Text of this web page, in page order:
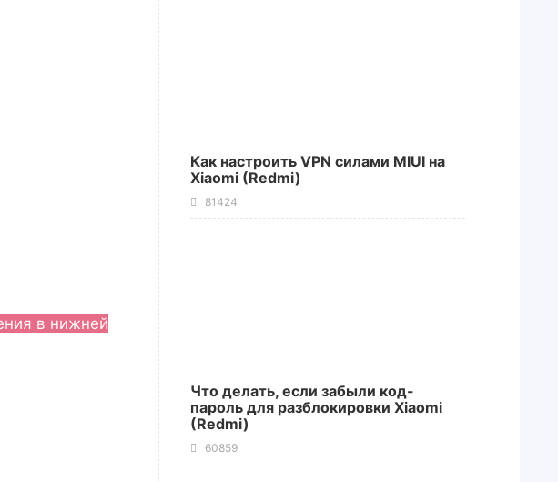
в нижней
Как настроить VPN силами MIUI на
Xiaomi (Redmi)
81424
Что делать, если забыли код-
пароль для разблокировки Xiaomi
(Redmi)
60859